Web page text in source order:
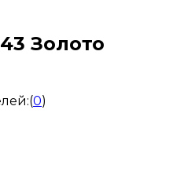
Золото
(0)